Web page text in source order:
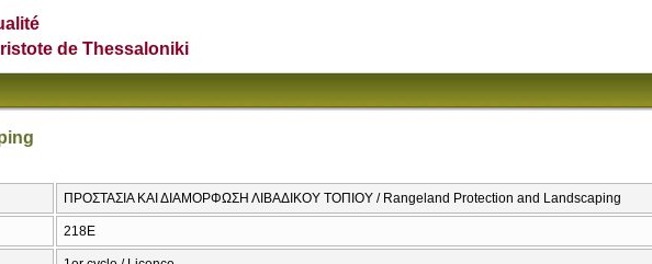
de Thessaloniki
ΠΡΟΣΤΑΣΙΑ ΚΑΙ ΔΙΑΜΟΡΦΩΣΗ ΛΙΒΑΔΙΚΟΥ ΤΟΠΙΟΥ / Rangeland Protection and Landscaping
218Ε